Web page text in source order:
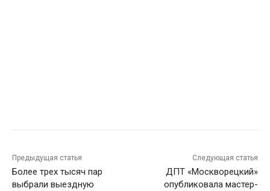
Предыдущая статья
Более трех тысяч пар
выбрали выездную
Следующая статья
ДПТ «Москворецкий»
опубликовала мастер-